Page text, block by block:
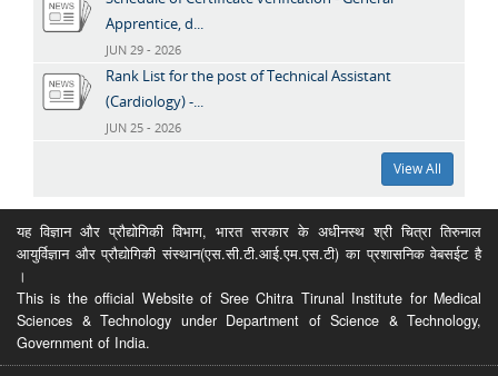
Apprentice, d...
JUN 29 - 2026
Rank List for the post of Technical Assistant
(Cardiology) -...
JUN 25 - 2026
View All
यह विज्ञान और प्रौद्योगिकी विभाग, भारत सरकार के अधीनस्थ श्री चित्रा तिरुनाल
आयुर्विज्ञान और प्रौद्योगिकी संस्थान(एस.सी.टी.आई.एम.एस.टी) का प्रशासनिक वेबसईट है
।
This is the official Website of Sree Chitra Tirunal Institute for Medical
Sciences & Technology under Department of Science & Technology,
Government of India.